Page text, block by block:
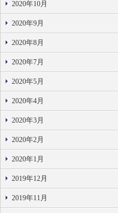
2020年10月
2020年9月
2020年8月
2020年7月
2020年5月
2020年4月
2020年3月
2020年2月
2020年1月
2019年12月
2019年11月